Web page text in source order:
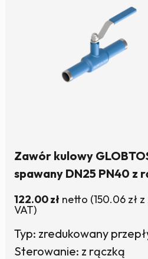
Zawór kulowy
spawany DN25 PN40 z
| W magazynie
122.00zł netto (150.06 zł z
VAT)
Typ: zredukowany
Sterowanie: z rączką